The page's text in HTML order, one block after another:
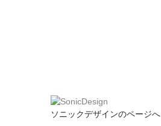
ソニックデザインのページへ